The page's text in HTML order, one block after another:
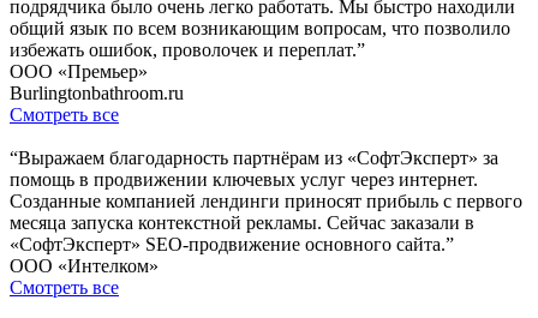
подрядчика было очень легко работать. Мы быстро находили
общий язык по всем возникающим вопросам, что позволило
избежать ошибок, проволочек и переплат.”
ООО «Премьер»
Burlingtonbathroom.ru
Смотреть все
“Выражаем благодарность партнёрам из «СофтЭксперт» за
помощь в продвижении ключевых услуг через интернет.
Созданные компанией лендинги приносят прибыль с первого
месяца запуска контекстной рекламы. Сейчас заказали в
«СофтЭксперт» SEO-продвижение основного сайта.”
ООО «Интелком»
Смотреть все